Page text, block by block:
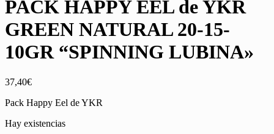
PACK HAPPY EEL de YKR
GREEN NATURAL 20-15-
10GR “SPINNING LUBINA»
37,40€
Pack Happy Eel de YKR
Hay existencias